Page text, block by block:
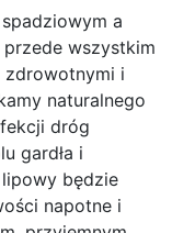
a
wszystkim
zdrowotnymi i
naturalnego
dróg
gardła i
będzie
napotne i